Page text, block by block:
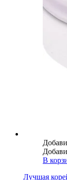
В
Лучшая